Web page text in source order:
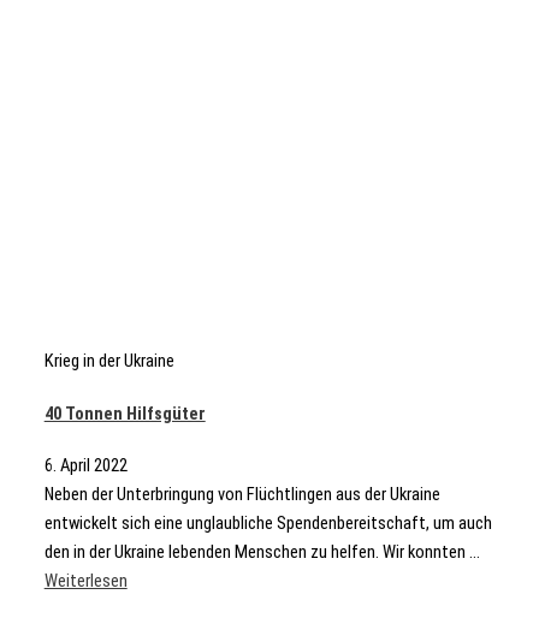
Krieg in der Ukraine
40 Tonnen Hilfsgüter
6. April 2022
Neben der Unterbringung von Flüchtlingen aus der Ukraine
entwickelt sich eine unglaubliche Spendenbereitschaft, um auch
den in der Ukraine lebenden Menschen zu helfen. Wir konnten ...
Weiterlesen